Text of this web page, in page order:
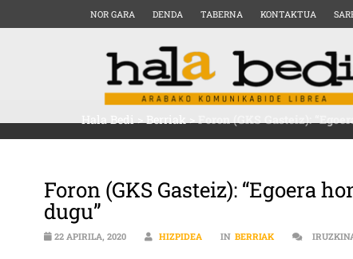
NOR GARA DENDA TABERNA KONTAKTUA
Hala Bedi>Berriak>Foron (GKS Gasteiz):
Foron (GKS Gasteiz): “Egoera
dugu”
22 APIRILA, 2020 HIZPIDEA IN BERRIAK